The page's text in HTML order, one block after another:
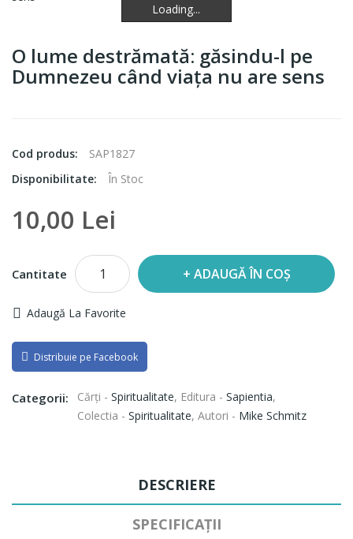
Loading...
Loading...
Loading...
O lume destrămată: găsindu-l pe
Dumnezeu când viața nu are sens
Cod produs:
SAP1827
Disponibilitate:
În Stoc
10,00 Lei
Cantitate ADAUGĂ ÎN COȘ
Adaugă La Favorite
Distribuie pe Facebook
Categorii: Cărți - Spiritualitate, Editura - Sapientia,
Colectia - Spiritualitate, Autori - Mike Schmitz
DESCRIERE
SPECIFICAȚII